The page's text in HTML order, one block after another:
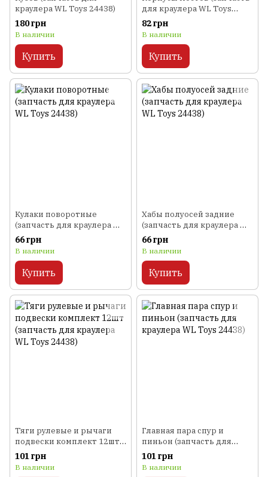
краулера WL Toys 24438)
180 грн
В наличии
Купить
для краулера WL Toys
24438)
82 грн
В наличии
Купить
Кулаки поворотные
(запчасть для краулера WL
Toys 24438)
66 грн
В наличии
Купить
Хабы полуосей задние
(запчасть для краулера WL
Toys 24438)
66 грн
В наличии
Купить
Тяги рулевые и рычаги
подвески комплект 12шт
(запчасть для краулера WL
Toys 24438)
101 грн
В наличии
Главная пара спур и
пиньон (запчасть для
краулера WL Toys 24438)
101 грн
В наличии